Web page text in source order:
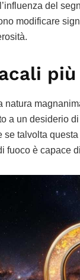
del
modificare
più
natura
a un desiderio
se talvolta
fuoco è capace